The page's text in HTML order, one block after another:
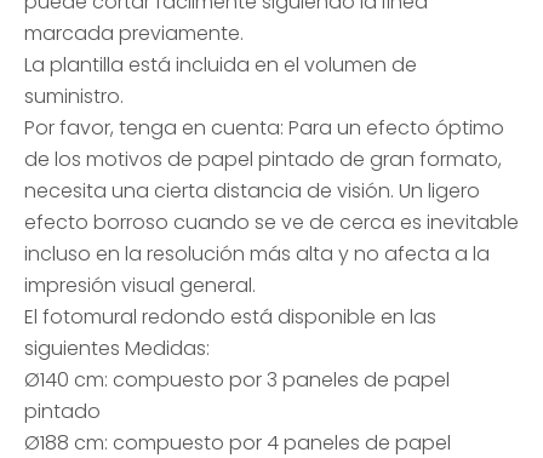
marcada previamente.
La plantilla está incluida en el volumen de
suministro.
Por favor, tenga en cuenta: Para un efecto óptimo
de los motivos de papel pintado de gran formato,
necesita una cierta distancia de visión. Un ligero
efecto borroso cuando se ve de cerca es inevitable
incluso en la resolución más alta y no afecta a la
impresión visual general.
El fotomural redondo está disponible en las
siguientes Medidas:
Ø140 cm: compuesto por 3 paneles de papel
pintado
Ø188 cm: compuesto por 4 paneles de papel